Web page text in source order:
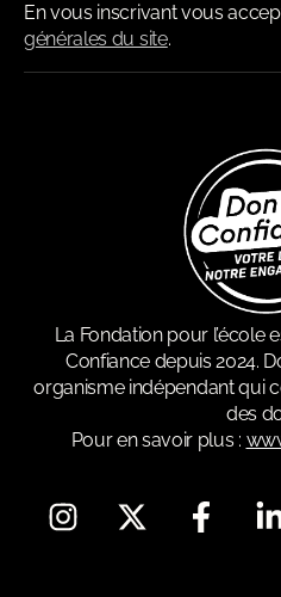
En vous inscrivant vous
générales du site.
La Fondation pour l’école
Confiance depuis 2024.
organisme indépendant qui
des
Pour en savoir plus :